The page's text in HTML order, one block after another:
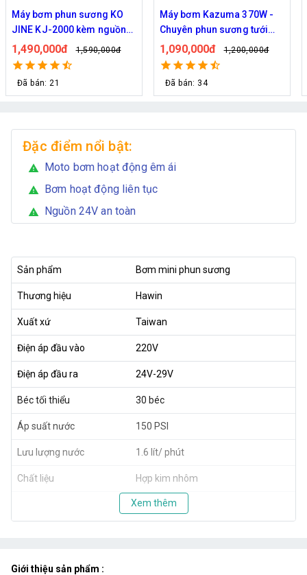
Máy bơm Kazuma 370W -
Chuyên phun sương tưới
cây
1,090,000đ 1,200,000đ
Đã bán: 34
Máy bơm phun sương Hàn
Quốc Daehan DH 50 - Hỗ trợ
từ 30 đến 50 béc phun
1,800,000đ 2,129,000đ
Đã bán: 21
Đặc điểm nổi bật:
warning Moto bơm hoạt động êm ái
warning Bơm hoạt động liên tục
warning Nguồn 24V an toàn
Sản phẩm Bơm mini phun sương
Thương hiệu Hawin
Xuất xứ Taiwan
Điện áp đầu vào 220V
Điện áp đầu ra 24V-29V
Béc tối thiểu 30 béc
Áp suất nước 150 PSI
Lưu lượng nước 1.6 lít/ phút
Chất liệu Hợp kim nhôm
Xem thêm
Giới thiệu sản phẩm :